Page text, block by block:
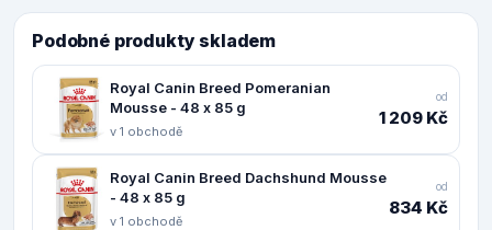
Podobné produkty skladem
Royal Canin Breed Pomeranian
Mousse - 48 x 85 g
v 1 obchodě
od
1 209 Kč
Royal Canin Breed Dachshund Mousse
- 48 x 85 g
v 1 obchodě
od
834 Kč